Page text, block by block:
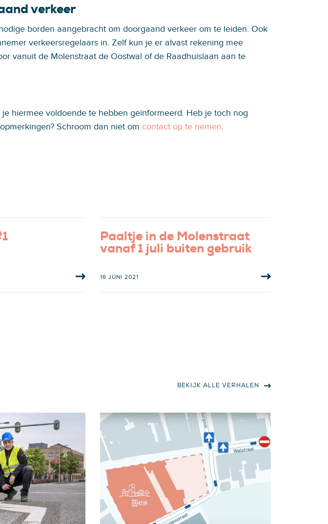
verkeer
borden aangebracht om doorgaand verkeer om te leiden. Ook
verkeersregelaars in. Zelf kun je er alvast rekening mee
vanuit de Molenstraat de Oostwal of de Raadhuislaan aan te
je hiermee voldoende te hebben geïnformeerd. Heb je toch nog
Schroom dan niet om contact op te nemen.
Paaltje in de Molenstraat
vanaf 1 juli buiten gebruik
16 JUNI 2021
BEKIJK ALLE VERHALEN